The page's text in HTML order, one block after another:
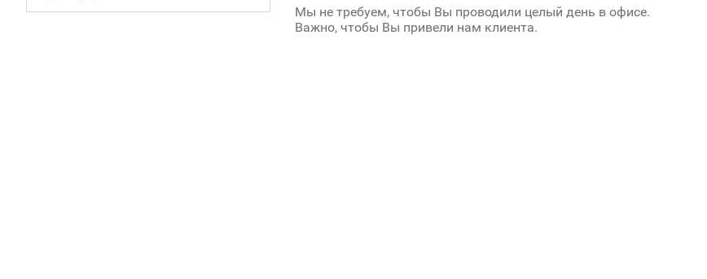
Мы не требуем, чтобы Вы проводили целый день в офисе.
Важно, чтобы Вы привели нам клиента.